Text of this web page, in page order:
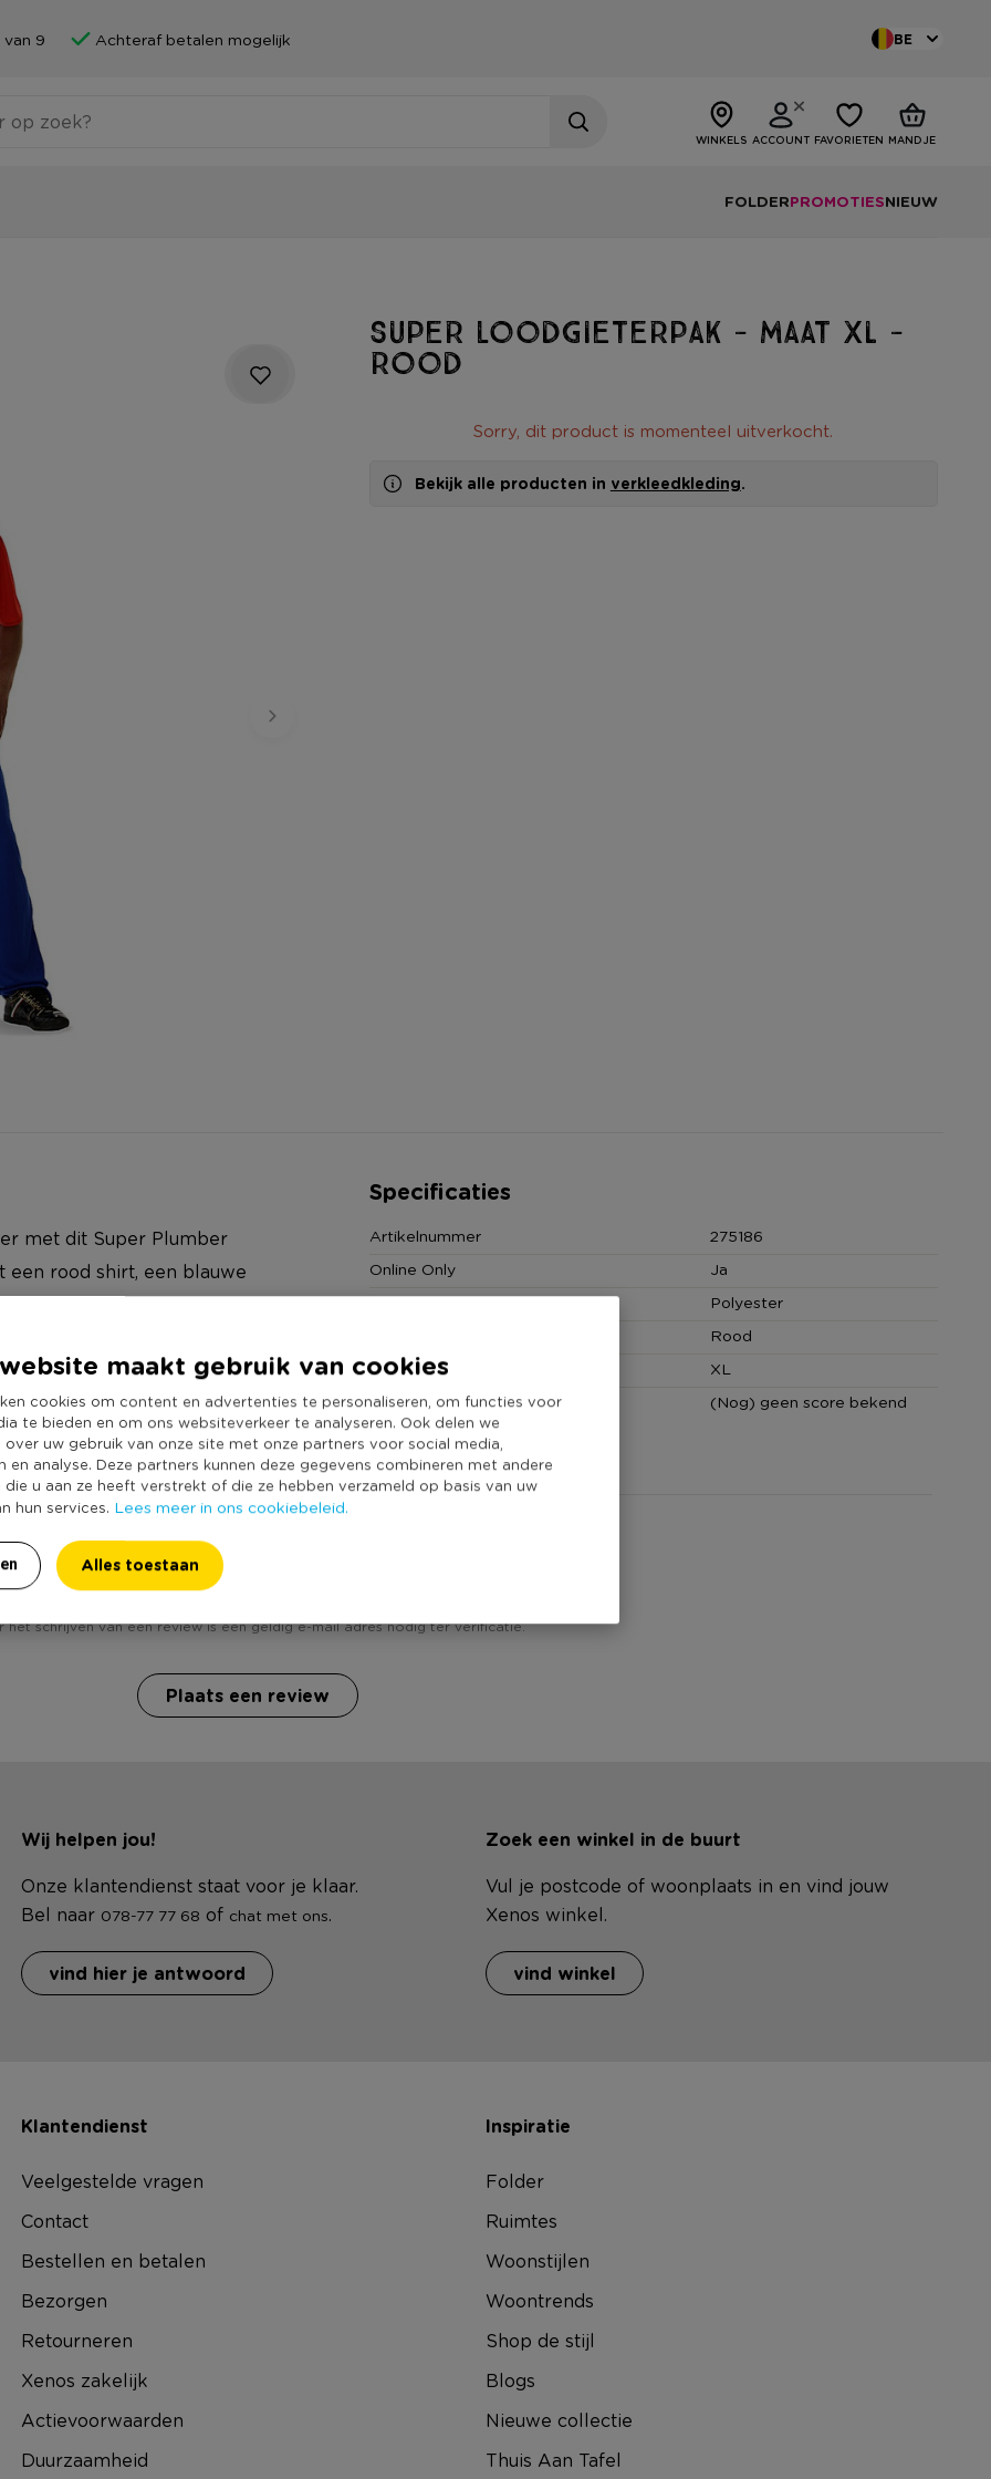
maakt gebruik van cookies
cookies om content en advertenties te personaliseren, om functies voor
te bieden en om ons websiteverkeer te analyseren. Ook delen we
uw gebruik van onze site met onze partners voor social media,
en analyse. Deze partners kunnen deze gegevens combineren met andere
u aan ze heeft verstrekt of die ze hebben verzameld op basis van uw
hun services. Lees meer in ons cookiebeleid.
Alles toestaan
9 Achteraf betalen mogelijk BE
WINKELS ACCOUNT FAVORIETEN MANDJE
FOLDERPROMOTIESNIEUW
Super loodgieterpak - maat XL -
rood
Sorry, dit product is momenteel uitverkocht.
Bekijk alle producten in verkleedkleding.
met dit Super Plumber
rood shirt, een blauwe
Specificaties
Artikelnummer
275186
Online Only
Ja
Materiaal
Polyester
Rood
Kledingmaat
XL
Duurzaamheidsscore
(Nog) geen score bekend
jij Super loodgieterpak - maat XL - rood? Schrijf een review!
het schrijven van een review is een geldig e-mail adres nodig ter verificatie.
Plaats een review
Wij helpen jou!
Onze klantendienst staat voor je klaar.
Bel naar 078-77 77 68 of chat met ons.
vind hier je antwoord
Zoek een winkel in de buurt
Vul je postcode of woonplaats in en vind jouw
Xenos winkel.
vind winkel
Klantendienst
Veelgestelde vragen
Contact
Bestellen en betalen
Bezorgen
Retourneren
Xenos zakelijk
Actievoorwaarden
Duurzaamheid
Inspiratie
Folder
Ruimtes
Woonstijlen
Woontrends
Shop de stijl
Blogs
Nieuwe collectie
Thuis Aan Tafel